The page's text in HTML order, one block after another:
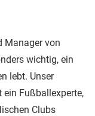
Manager von
wichtig, ein
lebt. Unser
ein Fußballexperte,
Clubs